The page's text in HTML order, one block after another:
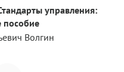
управления:
пособие
Волгин